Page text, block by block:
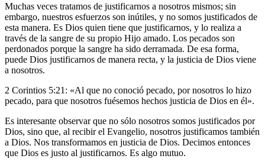
Muchas veces tratamos de justificarnos a nosotros mismos; sin
embargo, nuestros esfuerzos son inútiles, y no somos justificados de
esta manera. Es Dios quien tiene que justificarnos, y lo realiza a
través de la sangre de su propio Hijo amado. Los pecados son
perdonados porque la sangre ha sido derramada. De esa forma,
puede Dios justificarnos de manera recta, y la justicia de Dios viene
a nosotros.
2 Corintios 5:21: «Al que no conoció pecado, por nosotros lo hizo
pecado, para que nosotros fuésemos hechos justicia de Dios en él».
Es interesante observar que no sólo nosotros somos justificados por
Dios, sino que, al recibir el Evangelio, nosotros justificamos también
a Dios. Nos transformamos en justicia de Dios. Decimos entonces
que Dios es justo al justificarnos. Es algo mutuo.